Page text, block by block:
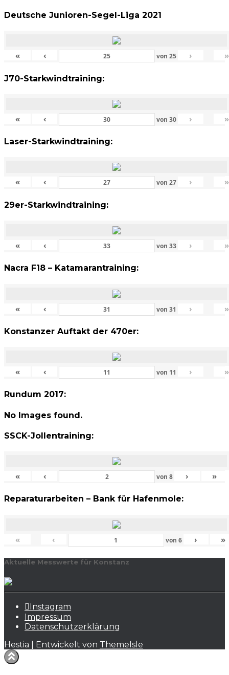
Deutsche Junioren-Segel-Liga 2021
« ‹ von25 › »
J70-Starkwindtraining:
« ‹ von30 › »
Laser-Starkwindtraining:
« ‹ von27 › »
29er-Starkwindtraining:
« ‹ von33 › »
Nacra F18 – Katamarantraining:
« ‹ von31 › »
Konstanzer Auftakt der 470er:
« ‹ von 11 › »
Rundum 2017:
No Images found.
SSCK-Jollentraining:
« ‹ von8 › »
Reparaturarbeiten – Bank für Hafenmole:
« ‹ von 6 › »
Aktuelle Messwerte für Konstanz
Instagram
Impressum
Datenschutzerklärung
Hestia | Entwickelt von ThemeIsle